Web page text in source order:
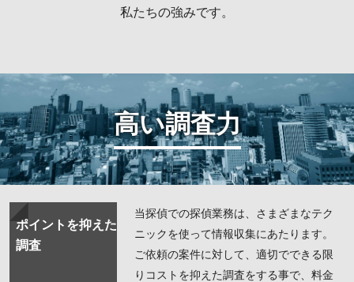
私たちの強みです。
高い調査力
ポイントを抑えた
調査
当探偵での探偵業務は、さまざまなテク
ニックを使って情報収集にあたります。
ご依頼の案件に対して、適切でできる限
りコストを抑えた調査をする事で、料金